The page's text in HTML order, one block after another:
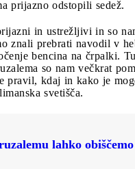
prijazno odstopili sedež.
in ustrežljivi in so
znali prebrati navodil v
bencina na črpalki.
so nam večkrat
pravil, kdaj in kako je
svetišča.
lahko